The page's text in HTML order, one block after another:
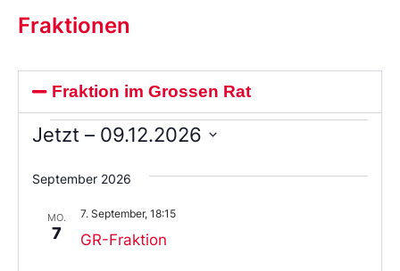
Fraktionen
Fraktion im Grossen Rat
Jetzt – 09.12.2026
Sie
das
aus.
September 2026
MO.
7 GR-Fraktion
7. September, 18:15